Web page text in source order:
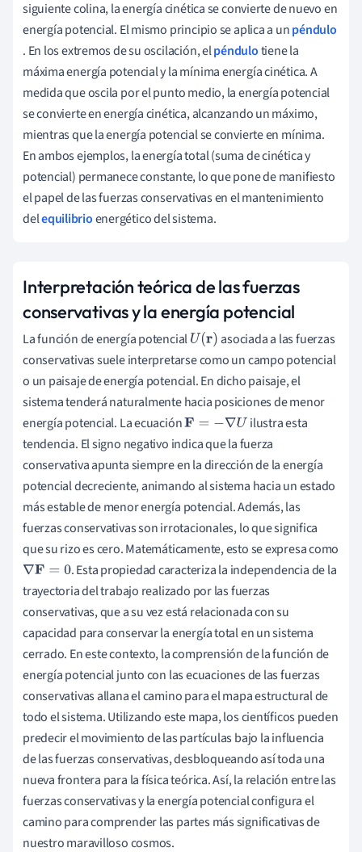
g
u
n
af
u
n
ci
ó
n
e
s
a
d
e
e
n
e
r
gí
a
p
o
te
n
ci
al
\
(
U
siguiente colina, la energía cinética se convierte de nuevo en
energía potencial. El mismo principio se aplica a unpéndulo
. En los extremos de su oscilación, elpéndulotiene la
máxima energía potencial y la mínima energía cinética. A
medida que oscila por el punto medio, la energía potencial
se convierte en energía cinética, alcanzando un máximo,
mientras que la energía potencial se convierte en mínima.
En ambos ejemplos, la energía total (suma de cinética y
potencial) permanece constante, lo que pone de manifiesto
el papel de las fuerzas conservativas en el mantenimiento
delequilibrioenergético del sistema.
Interpretación teórica de las fuerzas
conservativas y la energía potencial
La función de energía potencialU(r)
asociada a las fuerzas
conservativas suele interpretarse como un campo potencial
o un paisaje de energía potencial. En dicho paisaje, el
sistema tenderá naturalmente hacia posiciones de menor
energía potencial. La ecuaciónF= −∇ U
ilustra esta
tendencia. El signo negativo indica que la fuerza
conservativa apunta siempre en la dirección de la energía
potencial decreciente, animando al sistema hacia un estado
más estable de menor energía potencial. Además, las
fuerzas conservativas son irrotacionales, lo que significa
que su rizo es cero. Matemáticamente, esto se expresa como
∇F=0
. Esta propiedad caracteriza la independencia de la
trayectoria del trabajo realizado por las fuerzas
conservativas, que a su vez está relacionada con su
capacidad para conservar la energía total en un sistema
cerrado. En este contexto, la comprensión de la función de
energía potencial junto con las ecuaciones de las fuerzas
conservativas allana el camino para el mapa estructural de
todo el sistema. Utilizando este mapa, los científicos pueden
predecir el movimiento de las partículas bajo la influencia
de las fuerzas conservativas, desbloqueando así toda una
nueva frontera para la física teórica. Así, la relación entre las
fuerzas conservativas y la energía potencial configura el
camino para comprender las partes más significativas de
nuestro maravilloso cosmos.